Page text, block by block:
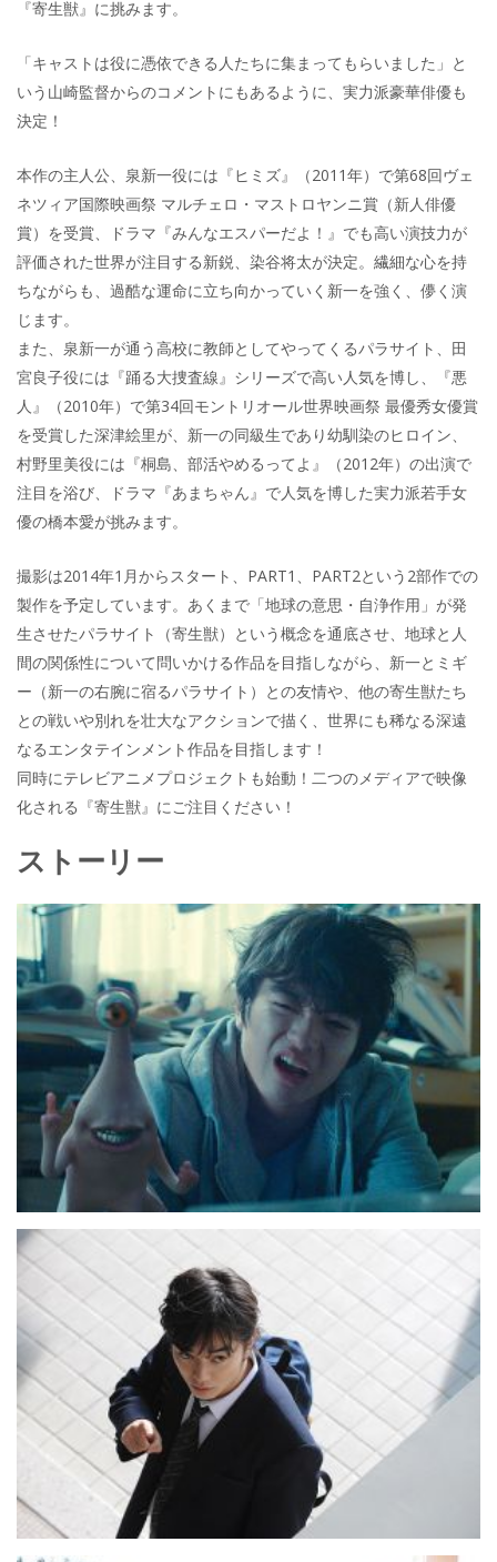
『寄生獣』に挑みます。
「キャストは役に憑依できる人たちに集まってもらいました」と
いう山崎監督からのコメントにもあるように、実力派豪華俳優も
決定！
本作の主人公、泉新一役には『ヒミズ』（2011年）で第68回ヴェ
ネツィア国際映画祭 マルチェロ・マストロヤンニ賞（新人俳優
賞）を受賞、ドラマ『みんなエスパーだよ！』でも高い演技力が
評価された世界が注目する新鋭、染谷将太が決定。繊細な心を持
ちながらも、過酷な運命に立ち向かっていく新一を強く、儚く演
じます。
また、泉新一が通う高校に教師としてやってくるパラサイト、田
宮良子役には『踊る大捜査線』シリーズで高い人気を博し、『悪
人』（2010年）で第34回モントリオール世界映画祭 最優秀女優賞
を受賞した深津絵里が、新一の同級生であり幼馴染のヒロイン、
村野里美役には『桐島、部活やめるってよ』（2012年）の出演で
注目を浴び、ドラマ『あまちゃん』で人気を博した実力派若手女
優の橋本愛が挑みます。
撮影は2014年1月からスタート、PART1、PART2という2部作での
製作を予定しています。あくまで「地球の意思・自浄作用」が発
生させたパラサイト（寄生獣）という概念を通底させ、地球と人
間の関係性について問いかける作品を目指しながら、新一とミギ
ー（新一の右腕に宿るパラサイト）との友情や、他の寄生獣たち
との戦いや別れを壮大なアクションで描く、世界にも稀なる深遠
なるエンタテインメント作品を目指します！
同時にテレビアニメプロジェクトも始動！二つのメディアで映像
化される『寄生獣』にご注目ください！
ストーリー